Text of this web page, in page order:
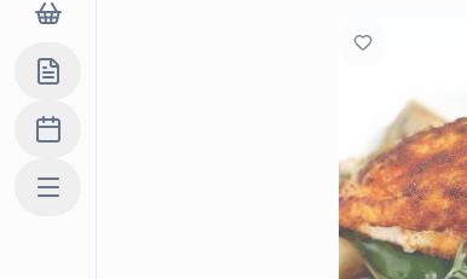
Dagligvarer
Indkøbslisten
Madplan
Mere